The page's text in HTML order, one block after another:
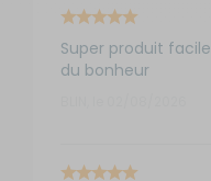
Super produit
du bonheur